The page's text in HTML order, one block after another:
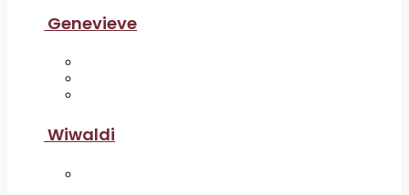
Genevieve
Wiwaldi